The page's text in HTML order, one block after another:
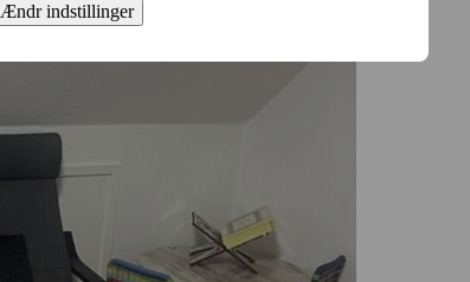
Ændr indstillinger